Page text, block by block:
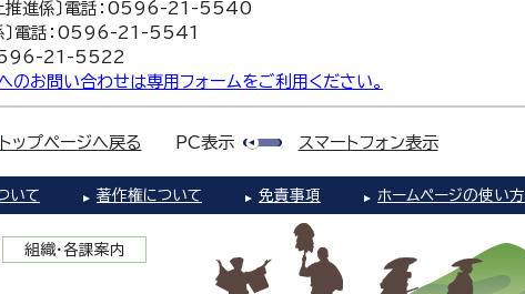
推進係〕電話：0596-21-5540
〕電話：0596-21-5541
0596-21-5522
のお問い合わせは専用フォームをご利用ください。
トップページへ戻る PC表示 スマートフォン表示
いて 著作権について 免責事項 ホームページの使い方
組織・各課案内